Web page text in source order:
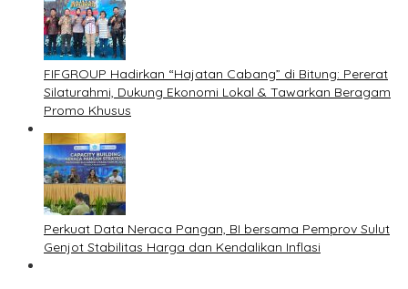
FIFGROUP Hadirkan “Hajatan Cabang” di Bitung: Pererat
Silaturahmi, Dukung Ekonomi Lokal & Tawarkan Beragam
Promo Khusus
Perkuat Data Neraca Pangan, BI bersama Pemprov Sulut
Genjot Stabilitas Harga dan Kendalikan Inflasi